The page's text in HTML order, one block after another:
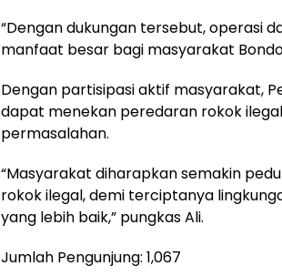
“Dengan dukungan tersebut, operasi
manfaat besar bagi masyarakat
Dengan partisipasi aktif masyarakat,
dapat menekan peredaran rokok
permasalahan.
“Masyarakat diharapkan semakin
rokok ilegal, demi terciptanya
yang lebih baik,” pungkas Ali.
Jumlah Pengunjung: 1,067